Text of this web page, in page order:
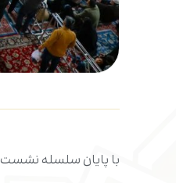
با پایان سلسله